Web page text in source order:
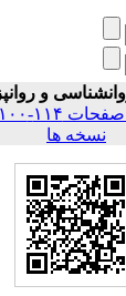
|
نسخه ها